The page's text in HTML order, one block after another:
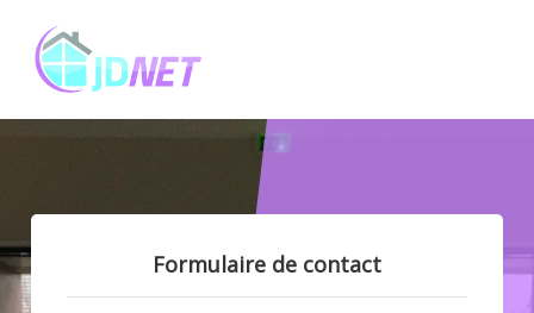
Formulaire de contact